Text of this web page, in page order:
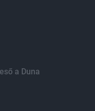
a Duna